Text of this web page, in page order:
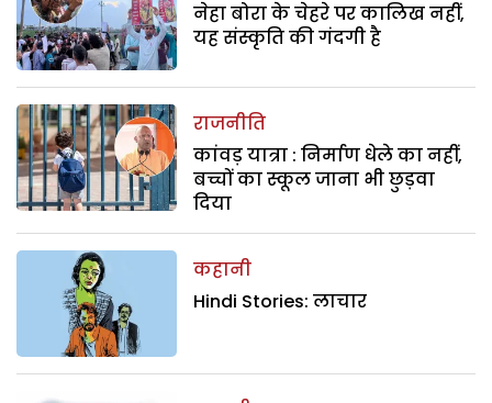
नेहा बोरा के चेहरे पर कालिख नहीं,
यह संस्कृति की गंदगी है
राजनीति
कांवड़ यात्रा : निर्माण धेले का नहीं,
बच्चों का स्कूल जाना भी छुड़वा
दिया
कहानी
Hindi Stories: लाचार